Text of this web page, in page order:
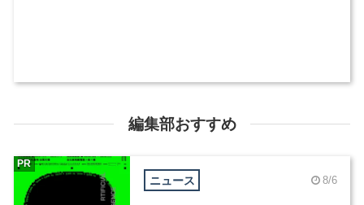
編集部おすすめ
ニュース 8/6
PR